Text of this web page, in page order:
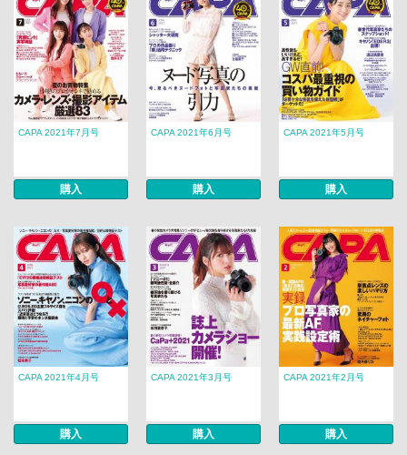
CAPA 2021年7月号
購入
CAPA 2021年6月号
購入
CAPA 2021年5月号
購入
CAPA 2021年4月号
購入
CAPA 2021年3月号
購入
CAPA 2021年2月号
購入